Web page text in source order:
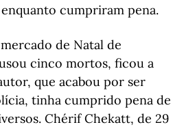
cumpriram pena.
de Natal de
cinco mortos, ficou a
que acabou por ser
tinha cumprido pena de
Chérif Chekatt, de 29